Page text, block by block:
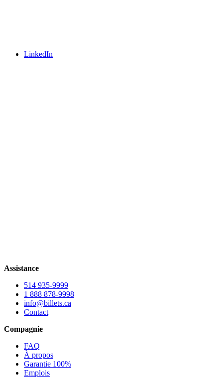
LinkedIn
Assistance
514 935-9999
1 888 878-9998
info@billets.ca
Contact
Compagnie
FAQ
À propos
Garantie 100%
Emplois